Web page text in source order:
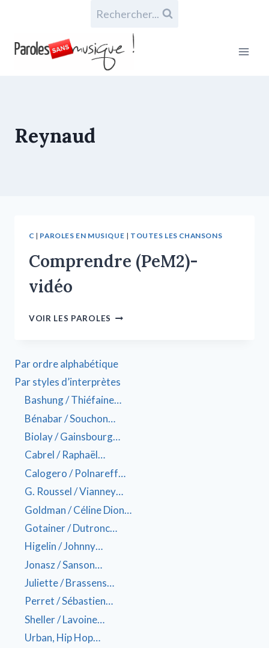
Rechercher...
Reynaud
C | PAROLES EN MUSIQUE | TOUTES LES CHANSONS
Comprendre (PeM2)-
vidéo
VOIR LES PAROLES
Par ordre alphabétique
Par styles d’interprètes
Bashung / Thiéfaine…
Bénabar / Souchon…
Biolay / Gainsbourg…
Cabrel / Raphaël…
Calogero / Polnareff…
G. Roussel / Vianney…
Goldman / Céline Dion…
Gotainer / Dutronc…
Higelin / Johnny…
Jonasz / Sanson…
Juliette / Brassens…
Perret / Sébastien…
Sheller / Lavoine…
Urban, Hip Hop…